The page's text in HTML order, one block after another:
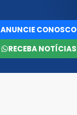
ANUNCIE CONOSCO
RECEBA NOTÍCIAS